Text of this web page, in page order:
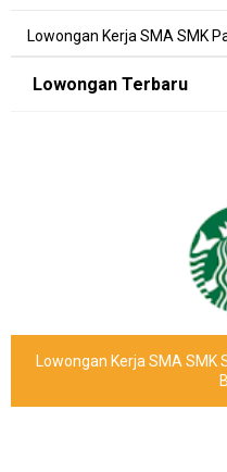
Lowongan Kerja SMA SMK
Lowongan Terbaru
Lowongan Kerja SMA SMK